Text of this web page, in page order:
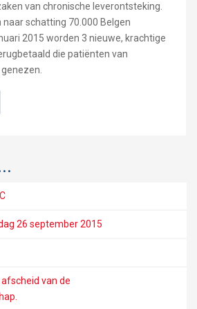
van chronische leverontsteking.
naar schatting 70.000 Belgen
2015 worden 3 nieuwe, krachtige
die patiënten van
26 september 2015
van de